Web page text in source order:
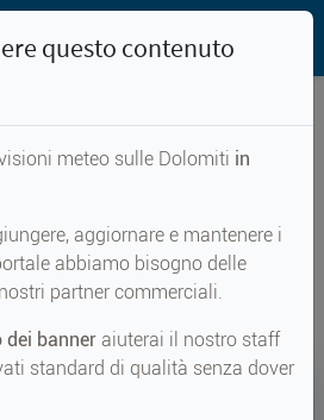
meteo per...
questo contenuto
meteo sulle Dolomiti in
aggiornare e mantenere i
abbiamo bisogno delle
partner commerciali.
dei banner aiuterai il nostro staff
standard di qualità senza dover